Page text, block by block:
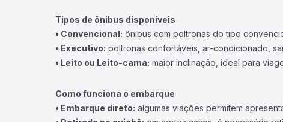
Tipos de ônibus disponíveis
• Convencional: ônibus com poltronas do tipo
• Executivo: poltronas confortáveis, ar-condicionado,
• Leito ou Leito-cama: maior inclinação, ideal para
Como funciona o embarque
• Embarque direto: algumas viações permitem